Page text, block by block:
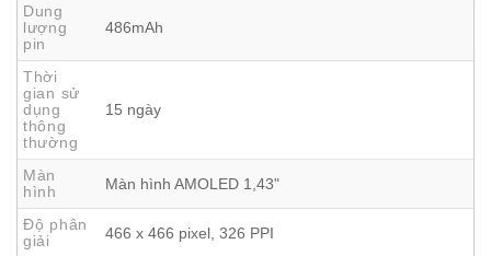
Dung
lượng
pin
486mAh
Thời
gian sử
dụng
thông
thường
15 ngày
Màn
hình
Màn hình AMOLED 1,43"
Độ phân
giải
466 x 466 pixel, 326 PPI